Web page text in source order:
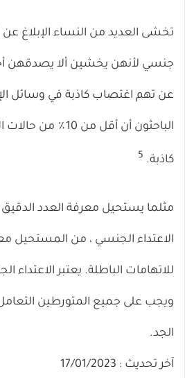
تخشى العديد من النساء الإبلاغ عن
جنسي لأنهن يخشين ألا يصدقهن
عن تهم اغتصاب كاذبة في وسائل
الباحثون أن أقل من
كاذبة. 5
مثلما يستحيل معرفة العدد
الاعتداء الجنسي ، من المستحيل
للاتهامات الباطلة. يعتبر الاعتداء
ويجب على جميع المتورطين
الجد.
آخر تحديث : 17/01/2023